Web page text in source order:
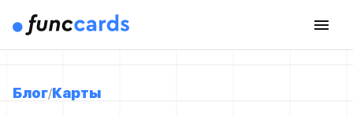
Блог Карты